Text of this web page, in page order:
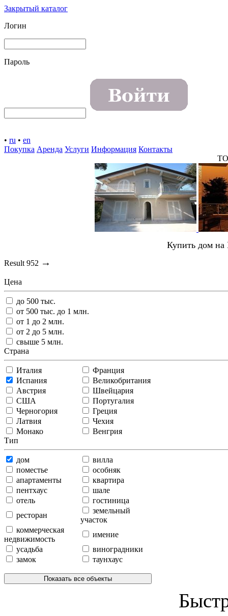
Закрытый каталог
Логин
Пароль
• ru • en
Покупка Аренда Услуги Информация Контакты
Купить дом на
Result 952 →
Цена
до 500 тыс.
от 500 тыс. до 1 млн.
от 1 до 2 млн.
от 2 до 5 млн.
свыше 5 млн.
Страна
Италия
Франция
Испания
Великобритания
Австрия
Швейцария
США
Португалия
Черногория
Греция
Латвия
Чехия
Монако
Венгрия
Тип
дом
вилла
поместье
особняк
апартаменты
квартира
пентхаус
шале
отель
гостиница
ресторан
земельный
участок
коммерческая
недвижимость
имение
усадьба
виноградники
замок
таунхаус
Показать все объекты